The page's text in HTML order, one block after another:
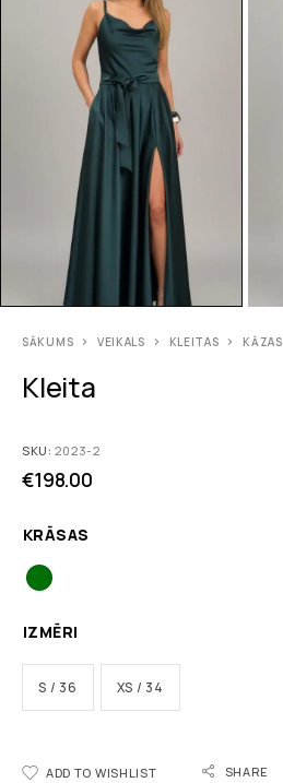
SĀKUMS VEIKALS KLEITAS KĀZAS
Kleita
SKU:2023-2
€198.00
KRĀSAS
IZMĒRI
S / 36 XS / 34
ADD TO WISHLIST SHARE